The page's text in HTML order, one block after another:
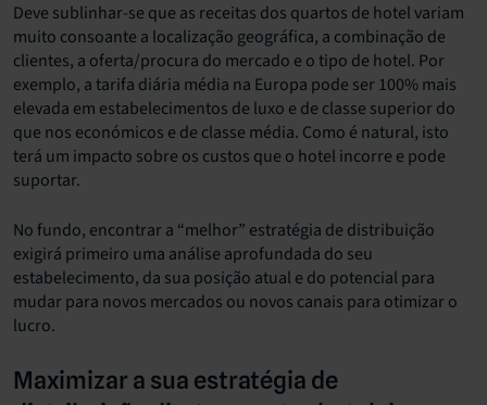
Deve sublinhar-se que as receitas dos quartos de hotel variam
muito consoante a localização geográfica, a combinação de
clientes, a oferta/procura do mercado e o tipo de hotel. Por
exemplo, a tarifa diária média na Europa pode ser 100% mais
elevada em estabelecimentos de luxo e de classe superior do
que nos económicos e de classe média. Como é natural, isto
terá um impacto sobre os custos que o hotel incorre e pode
suportar.
No fundo, encontrar a “melhor” estratégia de distribuição
exigirá primeiro uma análise aprofundada do seu
estabelecimento, da sua posição atual e do potencial para
mudar para novos mercados ou novos canais para otimizar o
lucro.
Maximizar a sua estratégia de